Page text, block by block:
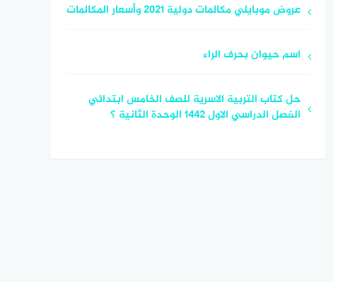
عروض موبايلي مكالمات دولية 2021 وأسعار المكالمات
اسم حيوان بحرف الراء
حل كتاب التربية الاسرية للصف الخامس ابتدائي
الفصل الدراسي الاول ١٤٤٢ الوحدة الثانية ؟